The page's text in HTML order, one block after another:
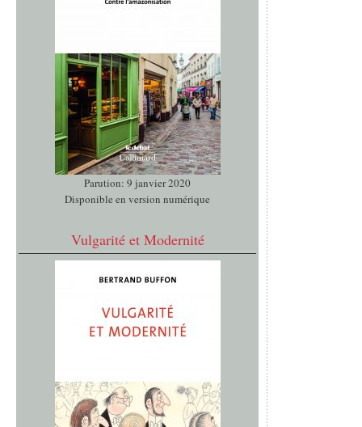
Parution: 9 janvier 2020
Disponible en version numérique
Vulgarité et Modernité